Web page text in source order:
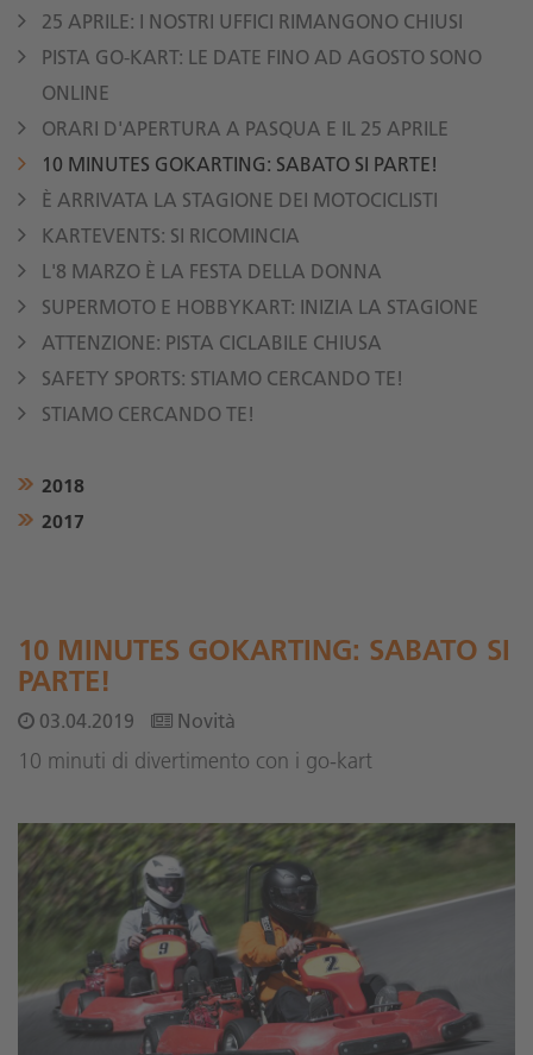
25 APRILE: I NOSTRI UFFICI RIMANGONO CHIUSI
PISTA GO-KART: LE DATE FINO AD AGOSTO SONO
ONLINE
ORARI D'APERTURA A PASQUA E IL 25 APRILE
10 MINUTES GOKARTING: SABATO SI PARTE!
È ARRIVATA LA STAGIONE DEI MOTOCICLISTI
KARTEVENTS: SI RICOMINCIA
L'8 MARZO È LA FESTA DELLA DONNA
SUPERMOTO E HOBBYKART: INIZIA LA STAGIONE
ATTENZIONE: PISTA CICLABILE CHIUSA
SAFETY SPORTS: STIAMO CERCANDO TE!
STIAMO CERCANDO TE!
2018
2017
10 MINUTES GOKARTING: SABATO SI
PARTE!
03.04.2019 Novità
10 minuti di divertimento con i go-kart